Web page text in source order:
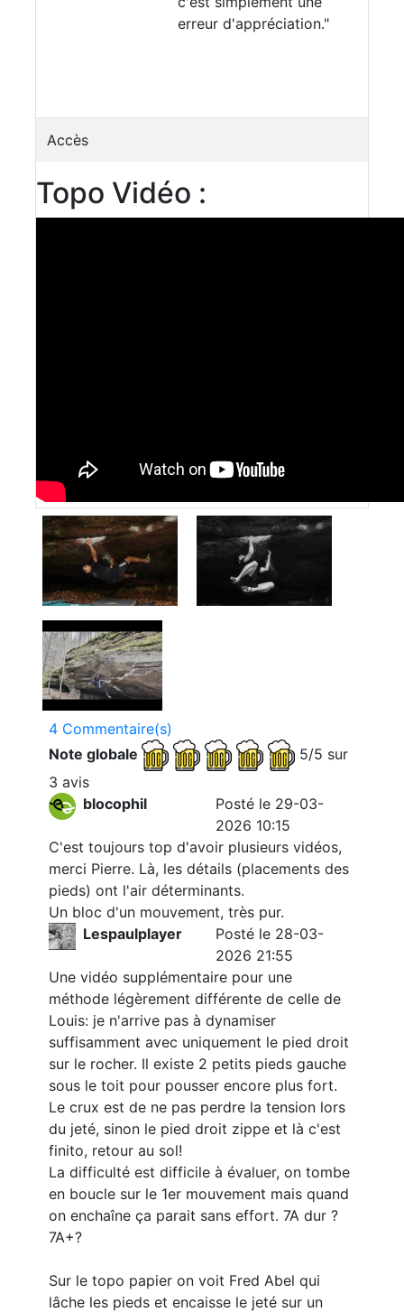
erreur d'appréciation."
Accès
Topo Vidéo :
4 Commentaire(s)
Note globale
5/5 sur
3 avis
blocophil
Posté le 29-03-
2026 10:15
C'est toujours top d'avoir plusieurs vidéos,
merci Pierre. Là, les détails (placements des
pieds) ont l'air déterminants.
Un bloc d'un mouvement, très pur.
Lespaulplayer
Posté le 28-03-
2026 21:55
Une vidéo supplémentaire pour une
méthode légèrement différente de celle de
Louis: je n'arrive pas à dynamiser
suffisamment avec uniquement le pied droit
sur le rocher. Il existe 2 petits pieds gauche
sous le toit pour pousser encore plus fort.
Le crux est de ne pas perdre la tension lors
du jeté, sinon le pied droit zippe et là c'est
finito, retour au sol!
La difficulté est difficile à évaluer, on tombe
en boucle sur le 1er mouvement mais quand
on enchaîne ça parait sans effort. 7A dur ?
7A+?
Sur le topo papier on voit Fred Abel qui
lâche les pieds et encaisse le jeté sur un